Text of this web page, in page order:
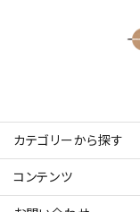
カテゴリーから探す
コンテンツ